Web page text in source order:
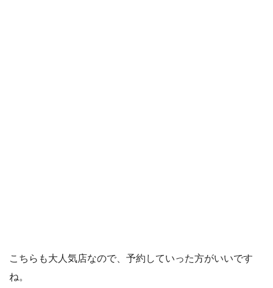
こちらも大人気店なので、予約していった方がいいです
ね。